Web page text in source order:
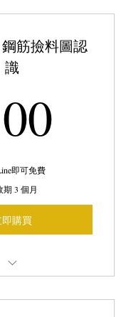
筋撿料圖認
識
即可免費
期 3 個月
即購買